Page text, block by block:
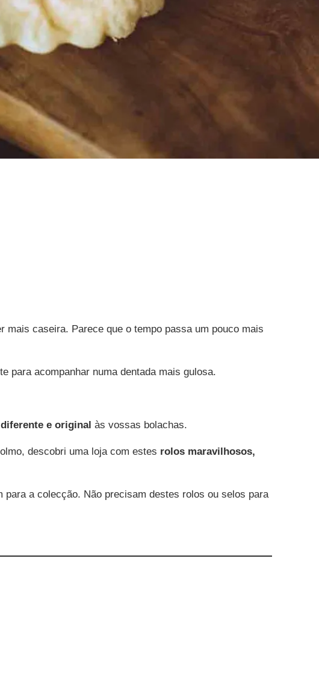
caseira. Parece que o tempo passa um pouco mais
para acompanhar numa dentada mais gulosa.
diferente e original às vossas bolachas.
descobri uma loja com estes rolos maravilhosos,
a colecção. Não precisam destes rolos ou selos para